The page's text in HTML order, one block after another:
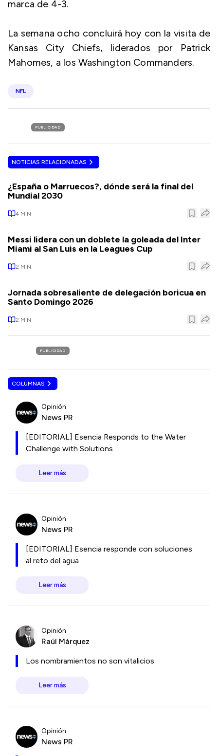
marca de 4-3.
La semana ocho concluirá hoy con la visita de
Kansas City Chiefs, liderados por Patrick
Mahomes, a los Washington Commanders.
NFL
PUBLICIDAD
NOTICIAS RELACIONADAS
¿España o Marruecos?, dónde será la final del
Mundial 2030
4 MIN
Messi lidera con un doblete la goleada del Inter
Miami al San Luis en la Leagues Cup
2 MIN
Jornada sobresaliente de delegación boricua en
Santo Domingo 2026
2 MIN
PUBLICIDAD
COLUMNAS
Opinión
News PR
[EDITORIAL] Esencia Responds to the Water
Challenge with Solutions
Leer más
Opinión
News PR
[EDITORIAL] Esencia responde con soluciones
al reto del agua
Leer más
Opinión
Raúl Márquez
Los nombramientos no son vitalicios
Leer más
Opinión
News PR